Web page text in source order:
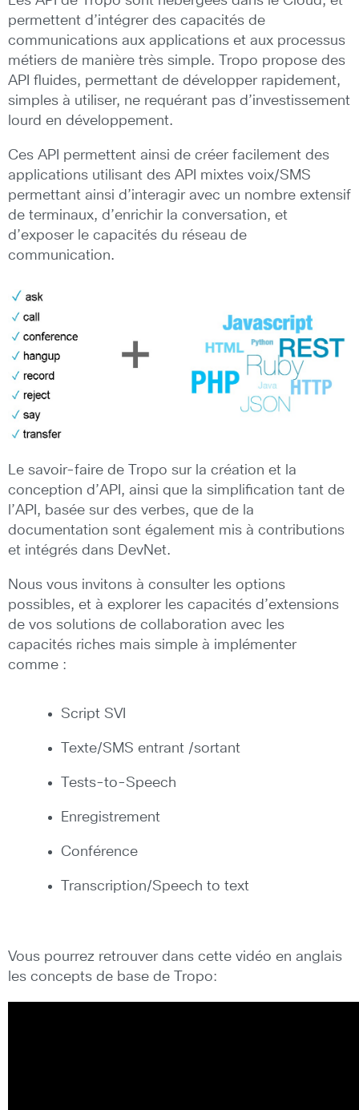
permettent d’intégrer des capacités de
communications aux applications et aux processus
métiers de manière très simple. Tropo propose des
API fluides, permettant de développer rapidement,
simples à utiliser, ne requérant pas d’investissement
lourd en développement.
Ces API permettent ainsi de créer facilement des
applications utilisant des API mixtes voix/SMS
permettant ainsi d’interagir avec un nombre extensif
de terminaux, d’enrichir la conversation, et
d’exposer le capacités du réseau de
communication.
Le savoir-faire de Tropo sur la création et la
conception d’API, ainsi que la simplification tant de
l’API, basée sur des verbes, que de la
documentation sont également mis à contributions
et intégrés dans DevNet.
Nous vous invitons à consulter les options
possibles, et à explorer les capacités d’extensions
de vos solutions de collaboration avec les
capacités riches mais simple à implémenter
comme :
Script SVI
Texte/SMS entrant /sortant
Tests-to-Speech
Enregistrement
Conférence
Transcription/Speech to text
Vous pourrez retrouver dans cette vidéo en anglais
les concepts de base de Tropo: